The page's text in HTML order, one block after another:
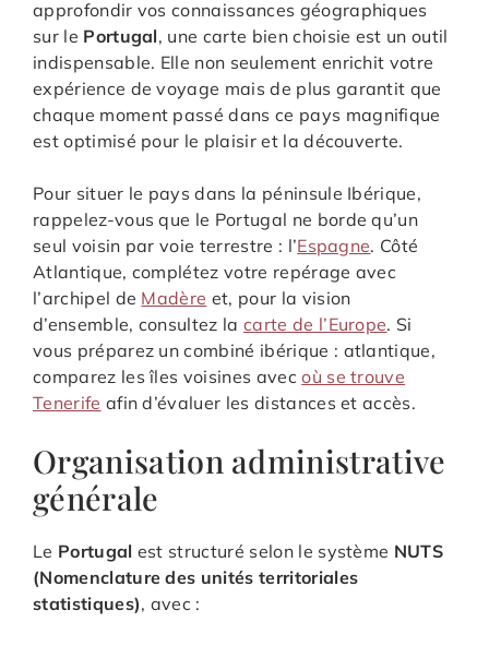
approfondir vos connaissances géographiques
sur le Portugal, une carte bien choisie est un outil
indispensable. Elle non seulement enrichit votre
expérience de voyage mais de plus garantit que
chaque moment passé dans ce pays magnifique
est optimisé pour le plaisir et la découverte.
Pour situer le pays dans la péninsule Ibérique,
rappelez-vous que le Portugal ne borde qu’un
seul voisin par voie terrestre : l’Espagne. Côté
Atlantique, complétez votre repérage avec
l’archipel de Madère et, pour la vision
d’ensemble, consultez lacarte de l’Europe. Si
vous préparez un combiné ibérique : atlantique,
comparez les îles voisines avecoù se trouve
Tenerife afin d’évaluer les distances et accès.
Organisation administrative
générale
Le Portugal est structuré selon le système NUTS
(Nomenclature des unités territoriales
statistiques), avec :